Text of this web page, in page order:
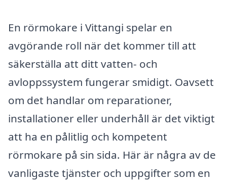
En rörmokare i Vittangi spelar en
avgörande roll när det kommer till att
säkerställa att ditt vatten- och
avloppssystem fungerar smidigt. Oavsett
om det handlar om reparationer,
installationer eller underhåll är det viktigt
att ha en pålitlig och kompetent
rörmokare på sin sida. Här är några av de
vanligaste tjänster och uppgifter som en